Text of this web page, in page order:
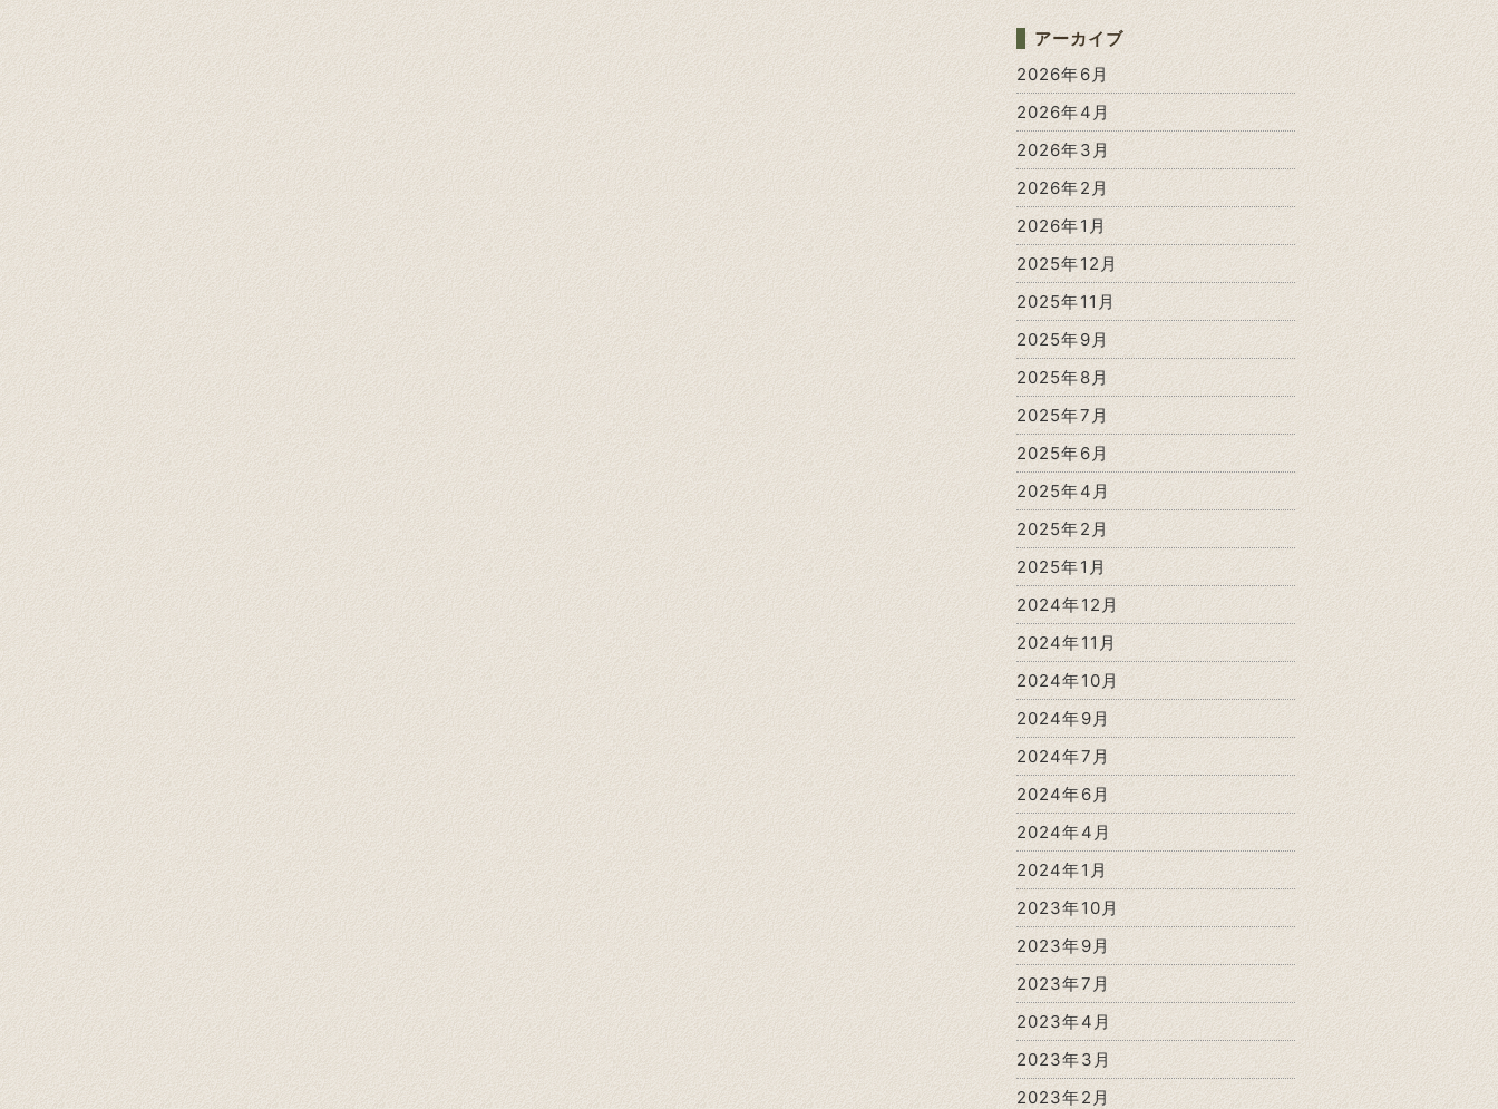
アーカイブ
2026年6月
2026年4月
2026年3月
2026年2月
2026年1月
2025年12月
2025年11月
2025年9月
2025年8月
2025年7月
2025年6月
2025年4月
2025年2月
2025年1月
2024年12月
2024年11月
2024年10月
2024年9月
2024年7月
2024年6月
2024年4月
2024年1月
2023年10月
2023年9月
2023年7月
2023年4月
2023年3月
2023年2月